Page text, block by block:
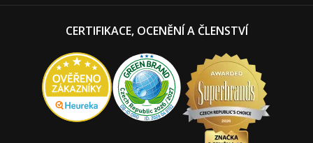
CERTIFIKACE, OCENĚNÍ A ČLENSTVÍ